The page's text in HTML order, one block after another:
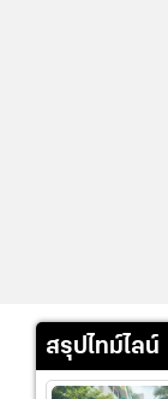
สรุปไทม์ไลน์